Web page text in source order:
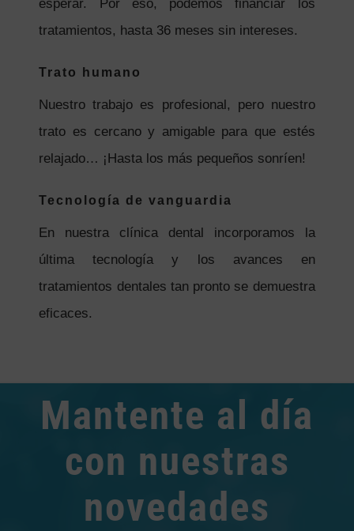
esperar. Por eso, podemos financiar los
tratamientos, hasta 36 meses sin intereses.
Trato humano
Nuestro trabajo es profesional, pero nuestro
trato es cercano y amigable para que estés
relajado… ¡Hasta los más pequeños sonríen!
Tecnología de vanguardia
En nuestra clínica dental incorporamos la
última tecnología y los avances en
tratamientos dentales tan pronto se demuestra
eficaces.
Mantente al día
con nuestras
novedades